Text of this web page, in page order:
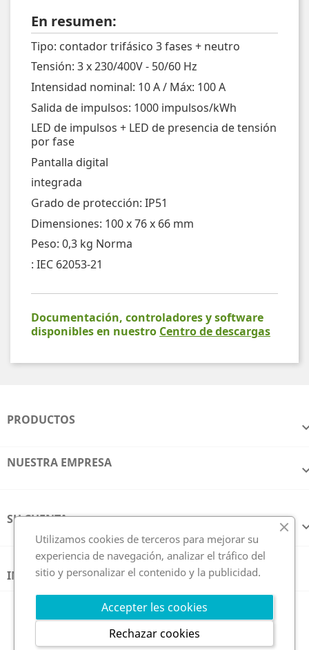
En resumen:
Tipo: contador trifásico 3 fases + neutro
Tensión: 3 x 230/400V - 50/60 Hz
Intensidad nominal: 10 A / Máx: 100 A
Salida de impulsos: 1000 impulsos/kWh
LED de impulsos + LED de presencia de tensión
por fase
Pantalla digital
integrada
Grado de protección: IP51
Dimensiones: 100 x 76 x 66 mm
Peso: 0,3 kg Norma
: IEC 62053-21
Documentación, controladores y software
disponibles en nuestro Centro de descargas
PRODUCTOS
NUESTRA EMPRESA
SU CUENTA
INFORMACIÓN DE LA TIENDA
Síguenos en
Utilizamos cookies de terceros para mejorar su
experiencia de navegación, analizar el tráfico del
sitio y personalizar el contenido y la publicidad.
Accepter les cookies
Rechazar cookies